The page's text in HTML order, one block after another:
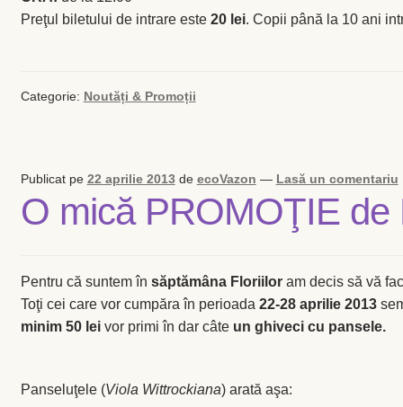
Preţul biletului de intrare este 20 lei. Copii până la 10 ani
Categorie: Noutăți & Promoții
Publicat pe 22 aprilie 2013 de ecoVazon — Lasă un comentariu
O mică PROMOŢIE de
Pentru că suntem în săptămâna Floriiloram decis să vă
Toţi cei care vor cumpăra în perioada 22-28 aprilie 2013
minim 50 leivor primi în dar câte un ghiveci cu pansele.
Panseluţele (Viola Wittrockiana) arată aşa: